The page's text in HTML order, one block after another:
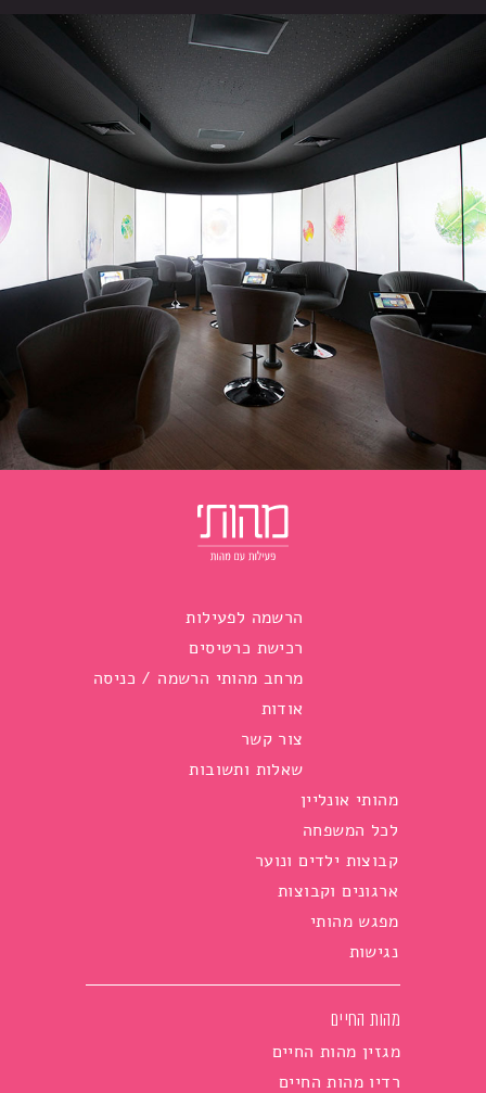
הרשמה לפעילות
רכישת כרטיסים
מרחב מהותי הרשמה / כניסה
אודות
צור קשר
שאלות ותשובות
מהותי אונליין
לכל המשפחה
קבוצות ילדים ונוער
ארגונים וקבוצות
מפגש מהותי
נגישות
מהות החיים
מגזין מהות החיים
רדיו מהות החיים